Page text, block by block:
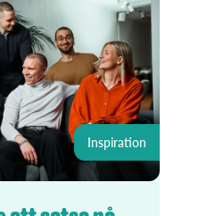
Inspiration